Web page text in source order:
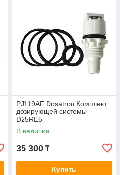
PJ119AF Dosatron Комплект
дозирующей системы
D25RE5
В наличии
35 300 ₸
Купить